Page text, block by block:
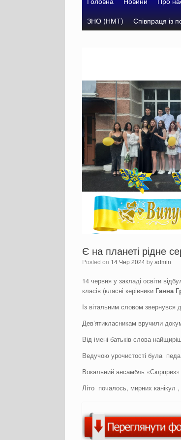
ЗНО (НМТ)
Співпраця із
Є на планеті рідне
Posted on 14 Чер 2024byadmin
14 червня у закладі освіти
класів (класні керівники Ганна
Із вітальним словом звернувся
Дев’ятикласникам вручили
Від імені батьків слова
Ведучою урочистості була
Вокальний ансамбль «Сюрприз»
Літо почалось, мирних канікул ,